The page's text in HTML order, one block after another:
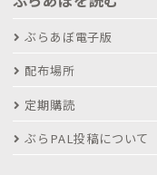
ぶらあぼ電子版
配布場所
定期購読
ぶらPAL投稿について